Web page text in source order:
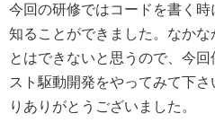
今回の研修ではコードを書く
知ることができました。なか
とはできないと思うので、今
スト駆動開発をやってみて下
りありがとうございました。